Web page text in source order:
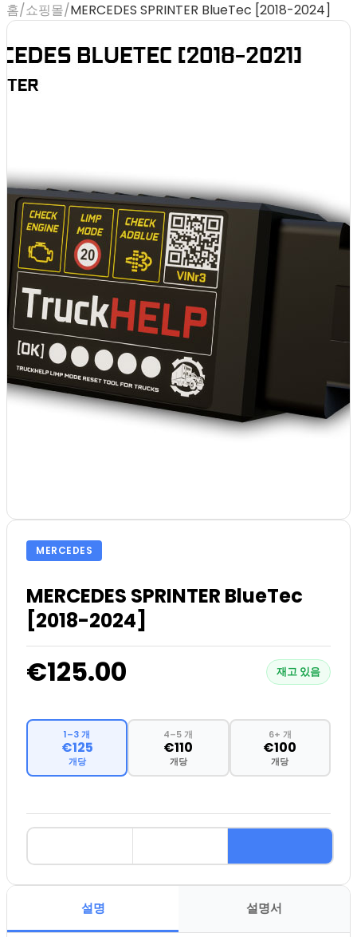
홈/쇼핑몰/MERCEDES SPRINTER BlueTec [2018-2024]
MERCEDES
MERCEDES SPRINTER BlueTec
[2018-2024]
€125.00 재고 있음
1–3 개
€125
개당
4–5 개
€110
개당
6+ 개
€100
개당
설명 설명서